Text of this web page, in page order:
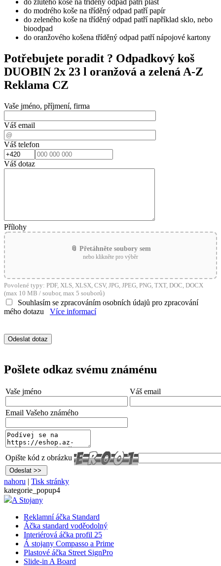
do modrého koše na tříděný odpad patří papír
do zeleného koše na tříděný odpad patří například sklo, nebo
bioodpad
do oranžového košena tříděný odpad patří nápojové kartony
Potřebujete poradit ? Odpadkový koš
DUOBIN 2x 23 l oranžová a zelená A-Z
Reklama CZ
Vaše jméno, příjmení, firma
Váš email
Váš telefon
Váš dotaz
Přílohy
📎 Přetáhněte soubory sem
nebo klikněte pro výběr
Povolené typy: PDF, XLS, XLSX, CSV, JPG, JPEG, PNG, TXT, DOC, DOCX
(max 10 MB / soubor, max 5 souborů)
Souhlasím se zpracováním osobních údajů pro zpracování
mého dotazu
Více informací
Pošlete odkaz svému známénu
Vaše jméno Váš email
Email Vašeho známého
Opište kód z obrázku
nahoru | Tisk stránky
kategorie_popup4
A Stojany
Reklamní áčka Standard
Áčka standard voděodolný
Interiérová áčka profil 25
Á stojany Compasso a Prime
Plastové áčka Street SignPro
Slide-in A Board